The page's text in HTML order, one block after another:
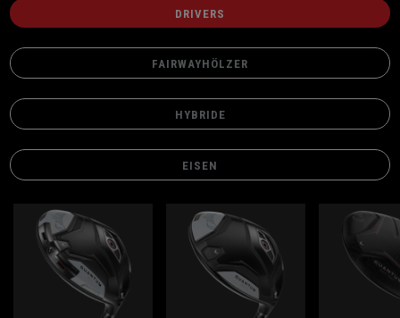
DRIVERS
FAIRWAYHÖLZER
HYBRIDE
EISEN